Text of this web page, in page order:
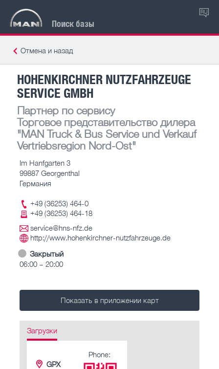
Поиск базы
RU
Отмена и назад
HOHENKIRCHNER NUTZFAHRZEUGE
SERVICE GMBH
Партнер по сервису
Торговое представительство дилера
"MAN Truck & Bus Service und Verkauf
Vertriebsregion Nord-Ost"
Im Hanfgarten 3
99887 Georgenthal
Германия
+49 (36253) 464-0
+49 (36253) 464-18
service@hns-nfz.de
http://www.hohenkirchner-nutzfahrzeuge.de
Закрытый
06:00 – 20:00
Показать в приложении карт
Загрузки
GPX
Phone: